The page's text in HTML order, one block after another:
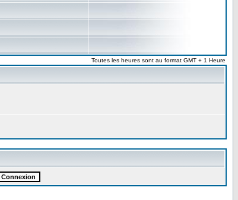
Toutes les heures sont au format GMT + 1 Heure